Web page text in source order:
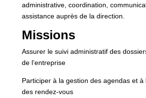
administrative, coordination,
assistance auprès de la direction.
Missions
Assurer le suivi administratif des
de l’entreprise
Participer à la gestion des agendas et à
des rendez-vous